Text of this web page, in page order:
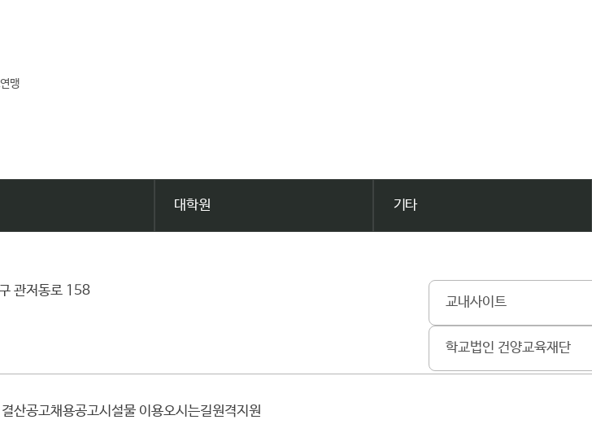
맹
대학원 기타
관저동로 158
교내사이트
학교법인 건양교육재단
예·결산공고 채용공고 시설물 이용 오시는길 원격지원